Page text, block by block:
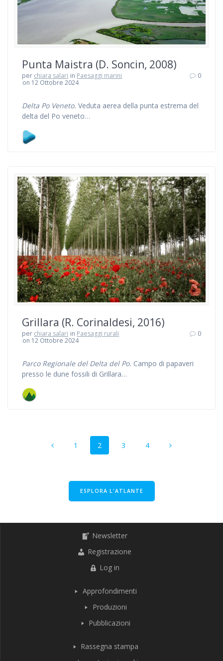
Punta Maistra (D. Soncin, 2008)
per chiara salari in Paesaggi marini
on 12 Ottobre 2024
0
Delta Po Veneto. Veduta aerea della punta estrema del
delta del Po veneto…
Grillara (R. Corinaldesi, 2016)
per chiara salari in Paesaggi rurali
on 12 Ottobre 2024
0
Parco Regionale del Delta del Po. Campo di papaveri
presso le dune fossili di Grillara…
Navigazione
articoli
Pagina
1 Pagina
2 Pagina
3 Pagina
4
ESPLORA L'ATLANTE
Newsletter
Registrazione
Log in
Approfondimenti
Produzioni
Pubblicazioni
Rassegna stampa